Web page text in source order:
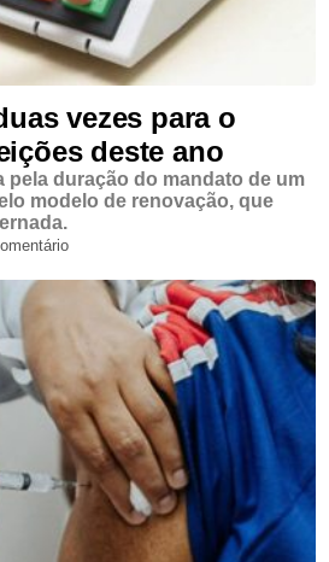
vezes para o
deste ano
pela duração do mandato de um
modelo de renovação, que